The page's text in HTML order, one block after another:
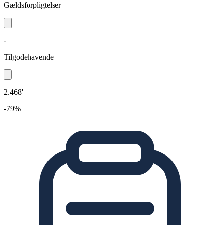
Gældsforpligtelser
-
Tilgodehavende
2.468'
-79%